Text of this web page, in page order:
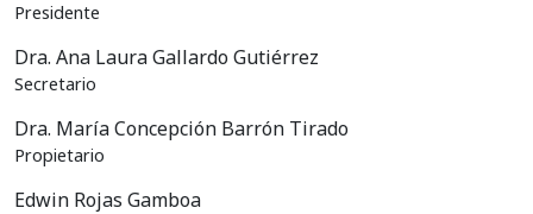
Presidente
Dra. Ana Laura Gallardo Gutiérrez
Secretario
Dra. María Concepción Barrón Tirado
Propietario
Edwin Rojas Gamboa